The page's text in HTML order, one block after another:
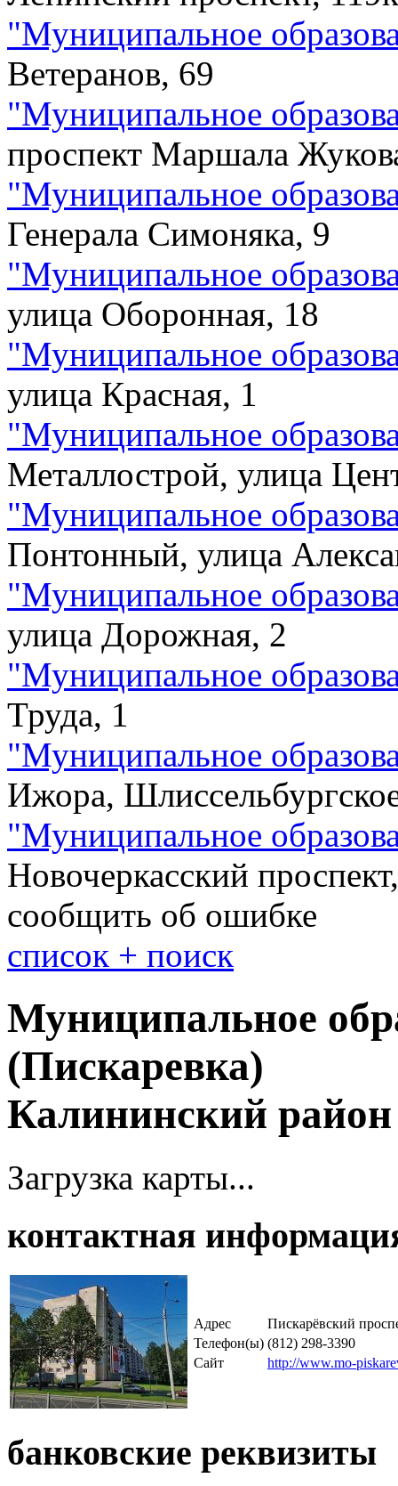
"Муниципальное
Ветеранов, 69
"Муниципальное
проспект Маршала
"Муниципальное
Генерала Симоняка, 9
"Муниципальное
улица Оборонная, 18
"Муниципальное
улица Красная, 1
"Муниципальное
Металлострой, улица
"Муниципальное
Понтонный, улица
"Муниципальное
улица Дорожная, 2
"Муниципальное
Труда, 1
"Муниципальное
Ижора,
"Муниципальное
Новочеркасский
сообщить об ошибке
cписок + поиск
Муниципальное
(Пискаревка)
Калининский район
Загрузка карты...
контактная
Адрес
Пискарёвский
Телефон(ы) (812) 298-3390
Сайт
http://www.mo-
банковские реквизиты